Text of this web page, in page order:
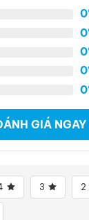
GIÁ NGAY
3 2